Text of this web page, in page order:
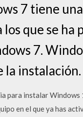
7 tiene
que se
7.
la instalación.
para instalar
en el que ya has